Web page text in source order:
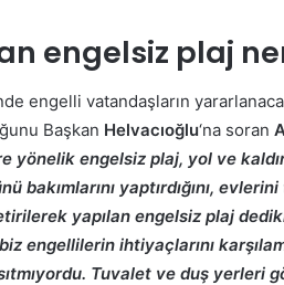
engelsiz plaj
engelli vatandaşların
Başkan Helvacıoğlu‘na soran
yönelik engelsiz plaj, yol ve
bakımlarını yaptırdığını,
yapılan engelsiz plaj
engellilerin ihtiyaçlarını
Tuvalet ve duş yerleri